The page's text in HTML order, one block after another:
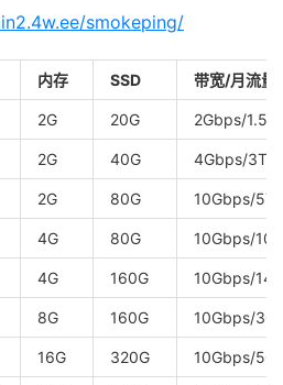
smokeping/
内存 SSD 带宽/月流量
2G 20G 2Gbps/1.5T
2G 40G 4Gbps/3T
2G 80G 10Gbps/5T
4G 80G 10Gbps/10T
4G 160G 10Gbps/14T
8G 160G 10Gbps/
16G 320G 10Gbps/